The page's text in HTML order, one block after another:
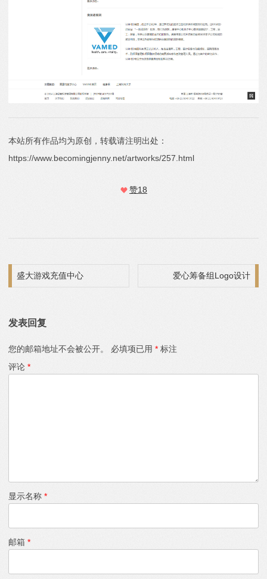
本站所有作品均为原创，转载请注明出处：
https://www.becomingjenny.net/artworks/257.html
赞18
文章导航
盛大游戏充值中心 爱心筹备组Logo设计
发表回复
您的邮箱地址不会被公开。 必填项已用 * 标注
评论 *
显示名称 *
邮箱 *